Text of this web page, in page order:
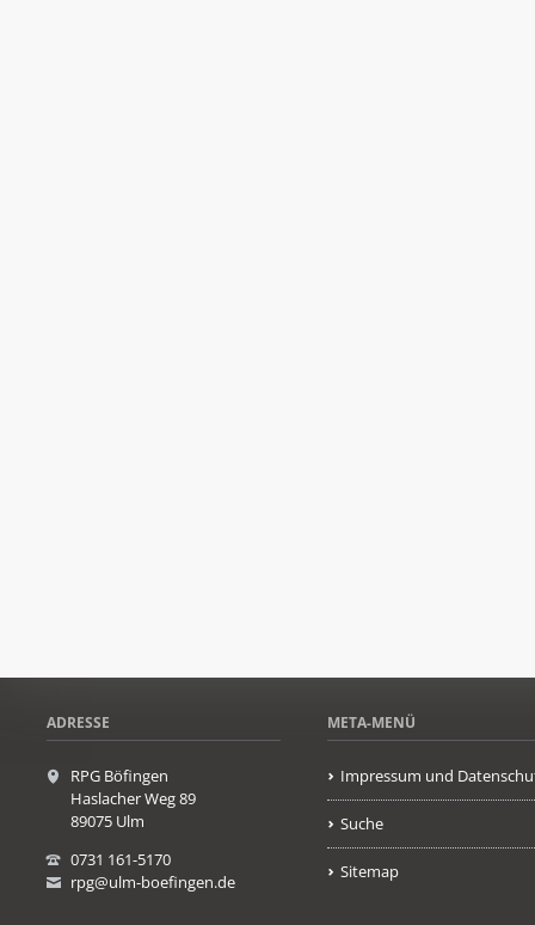
ADRESSE
RPG Böfingen
Haslacher Weg 89
89075 Ulm
0731 161-5170
rpg@ulm-boefingen.de
META-MENÜ
Impressum und
Suche
Sitemap